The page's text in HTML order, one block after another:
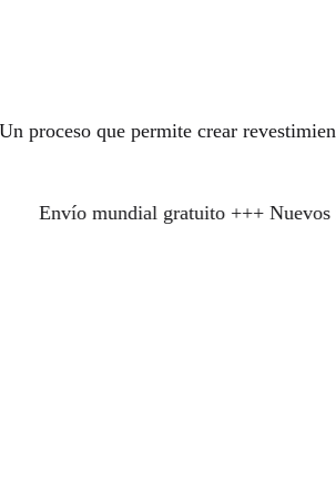
proceso que permite crear
mundial gratuito +++ Nuevos modelos